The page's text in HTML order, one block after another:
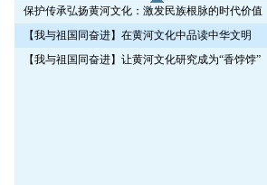
保护传承弘扬黄河文化：激发民族根脉的时代价值
【我与祖国同奋进】在黄河文化中品读中华文明
【我与祖国同奋进】让黄河文化研究成为“香饽饽”